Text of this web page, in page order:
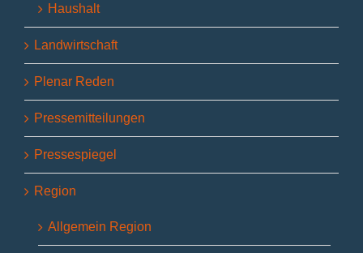
Haushalt
Landwirtschaft
Plenar Reden
Pressemitteilungen
Pressespiegel
Region
Allgemein Region